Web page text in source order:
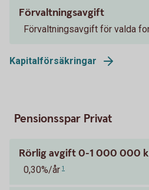
Förvaltningsavgift
Förvaltningsavgift för valda
Kapitalförsäkringar
Pensionsspar Privat
Rörlig avgift 0-1 000 000
0,30%/år 1